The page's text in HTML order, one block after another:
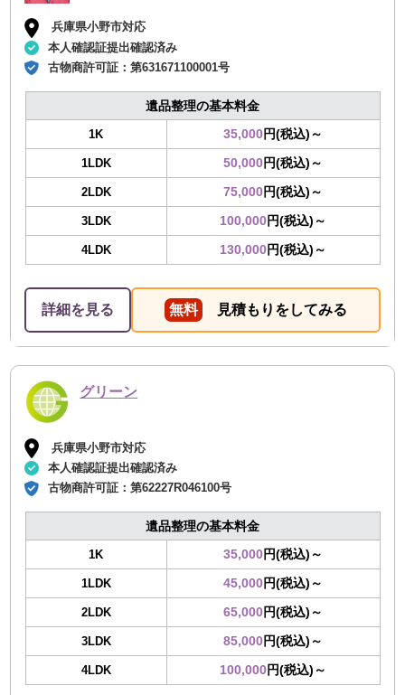
兵庫県小野市対応
本人確認証提出確認済み
古物商許可証：第631671100001号
遺品整理の基本料金
1K 35,000円(税込)～
1LDK 50,000円(税込)～
2LDK 75,000円(税込)～
3LDK 100,000円(税込)～
4LDK 130,000円(税込)～
詳細を見る 無料 見積もりをしてみる
グリーン
兵庫県小野市対応
本人確認証提出確認済み
古物商許可証：第62227R046100号
遺品整理の基本料金
1K 35,000円(税込)～
1LDK 45,000円(税込)～
2LDK 65,000円(税込)～
3LDK 85,000円(税込)～
4LDK 100,000円(税込)～